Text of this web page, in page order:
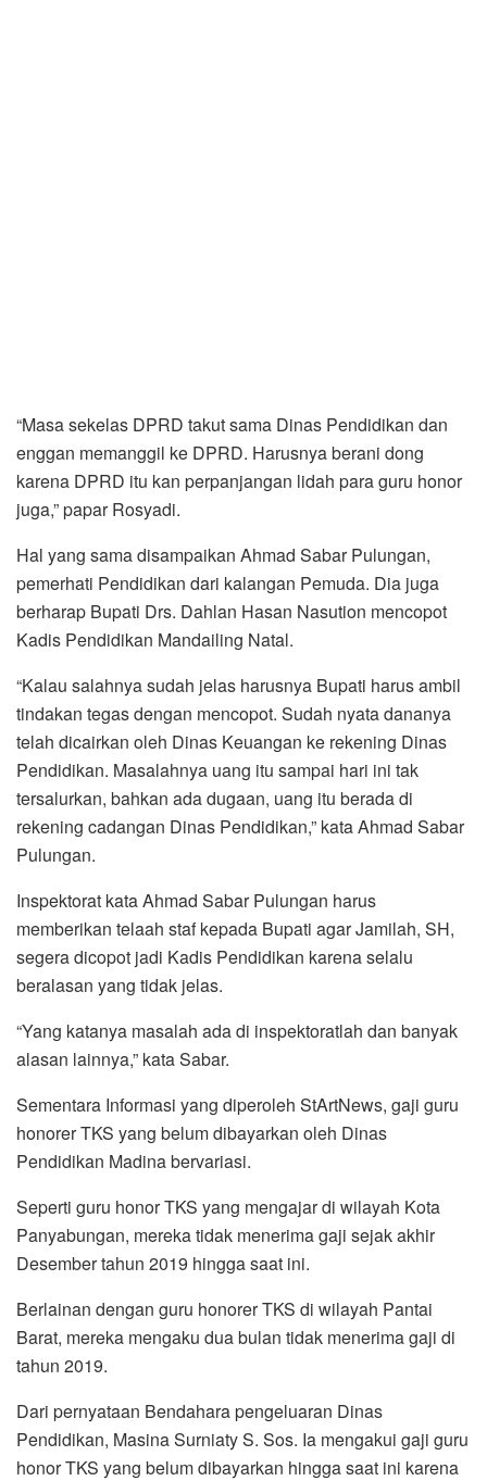
“Masa sekelas DPRD takut sama Dinas Pendidikan dan
enggan memanggil ke DPRD. Harusnya berani dong
karena DPRD itu kan perpanjangan lidah para guru honor
juga,” papar Rosyadi.
Hal yang sama disampaikan Ahmad Sabar Pulungan,
pemerhati Pendidikan dari kalangan Pemuda. Dia juga
berharap Bupati Drs. Dahlan Hasan Nasution mencopot
Kadis Pendidikan Mandailing Natal.
“Kalau salahnya sudah jelas harusnya Bupati harus ambil
tindakan tegas dengan mencopot. Sudah nyata dananya
telah dicairkan oleh Dinas Keuangan ke rekening Dinas
Pendidikan. Masalahnya uang itu sampai hari ini tak
tersalurkan, bahkan ada dugaan, uang itu berada di
rekening cadangan Dinas Pendidikan,” kata Ahmad Sabar
Pulungan.
Inspektorat kata Ahmad Sabar Pulungan harus
memberikan telaah staf kepada Bupati agar Jamilah, SH,
segera dicopot jadi Kadis Pendidikan karena selalu
beralasan yang tidak jelas.
“Yang katanya masalah ada di inspektoratlah dan banyak
alasan lainnya,” kata Sabar.
Sementara Informasi yang diperoleh StArtNews, gaji guru
honorer TKS yang belum dibayarkan oleh Dinas
Pendidikan Madina bervariasi.
Seperti guru honor TKS yang mengajar di wilayah Kota
Panyabungan, mereka tidak menerima gaji sejak akhir
Desember tahun 2019 hingga saat ini.
Berlainan dengan guru honorer TKS di wilayah Pantai
Barat, mereka mengaku dua bulan tidak menerima gaji di
tahun 2019.
Dari pernyataan Bendahara pengeluaran Dinas
Pendidikan, Masina Surniaty S. Sos. Ia mengakui gaji guru
honor TKS yang belum dibayarkan hingga saat ini karena